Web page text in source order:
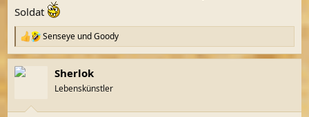
Soldat
R
e
a
k
Senseye undGoody
Sherlok
Lebenskünstler